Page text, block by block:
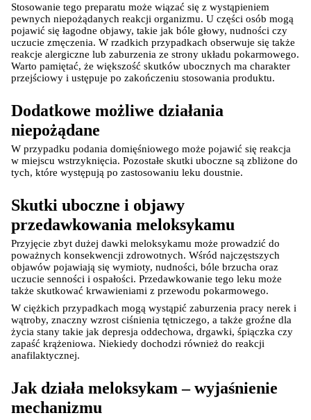
Stosowanie tego preparatu może wiązać się z wystąpieniem
pewnych niepożądanych reakcji organizmu. U części osób mogą
pojawić się łagodne objawy, takie jak bóle głowy, nudności czy
uczucie zmęczenia. W rzadkich przypadkach obserwuje się także
reakcje alergiczne lub zaburzenia ze strony układu pokarmowego.
Warto pamiętać, że większość skutków ubocznych ma charakter
przejściowy i ustępuje po zakończeniu stosowania produktu.
Dodatkowe możliwe działania
niepożądane
W przypadku podania domięśniowego może pojawić się reakcja
w miejscu wstrzyknięcia. Pozostałe skutki uboczne są zbliżone do
tych, które występują po zastosowaniu leku doustnie.
Skutki uboczne i objawy
przedawkowania meloksykamu
Przyjęcie zbyt dużej dawki meloksykamu może prowadzić do
poważnych konsekwencji zdrowotnych. Wśród najczęstszych
objawów pojawiają się wymioty, nudności, bóle brzucha oraz
uczucie senności i ospałości. Przedawkowanie tego leku może
także skutkować krwawieniami z przewodu pokarmowego.
W ciężkich przypadkach mogą wystąpić zaburzenia pracy nerek i
wątroby, znaczny wzrost ciśnienia tętniczego, a także groźne dla
życia stany takie jak depresja oddechowa, drgawki, śpiączka czy
zapaść krążeniowa. Niekiedy dochodzi również do reakcji
anafilaktycznej.
Jak działa meloksykam – wyjaśnienie
mechanizmu